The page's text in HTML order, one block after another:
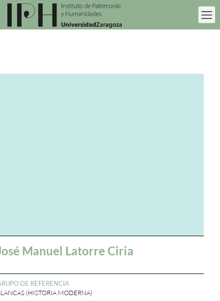
Manuel Latorre Ciria
DE REFERENCIA
(HISTORIA MODERNA)